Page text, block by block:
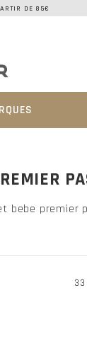
DE 85€
bebe premier